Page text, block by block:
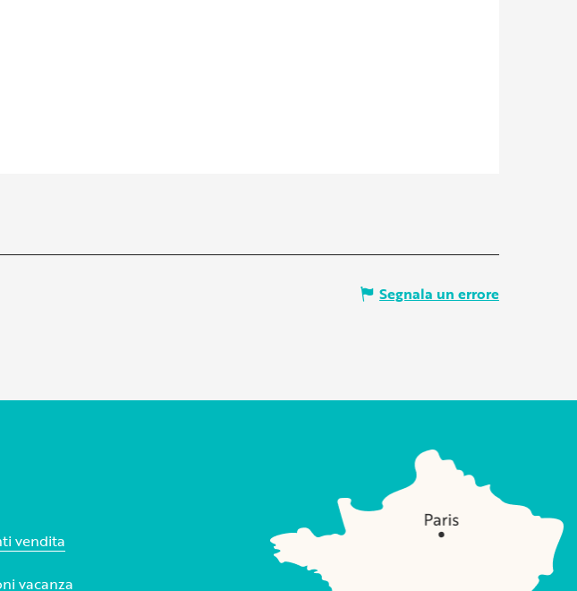
Segnala un errore
vendita
vacanza